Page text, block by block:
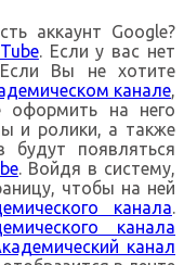
аккаунт Google?
. Если у вас нет
Если Вы не хотите
канале,
на него
и ролики, а также
будут появляться
. Войдя в систему,
чтобы на ней
канала.
канала
канал